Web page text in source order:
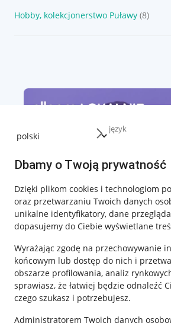
język
Dbamy o Twoją prywatność
Dzięki plikom cookies i technologiom
oraz przetwarzaniu Twoich danych
unikalne identyfikatory, dane
dopasujemy do Ciebie wyświetlane
Wyrażając zgodę na przechowywanie
końcowym lub dostęp do nich i
obszarze profilowania, analiz
sprawiasz, że łatwiej będzie odnaleźć
czego szukasz i potrzebujesz.
Administratorem Twoich danych
Hobby, kolekcjonerstwo Puławy (8)
Przydatne informacje